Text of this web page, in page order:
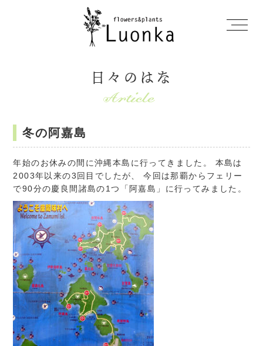
日々のはな
冬の阿嘉島
年始のお休みの間に沖縄本島に行ってきました。 本島は
2003年以来の3回目でしたが、 今回は那覇からフェリー
で90分の慶良間諸島の1つ「阿嘉島」に行ってみました。